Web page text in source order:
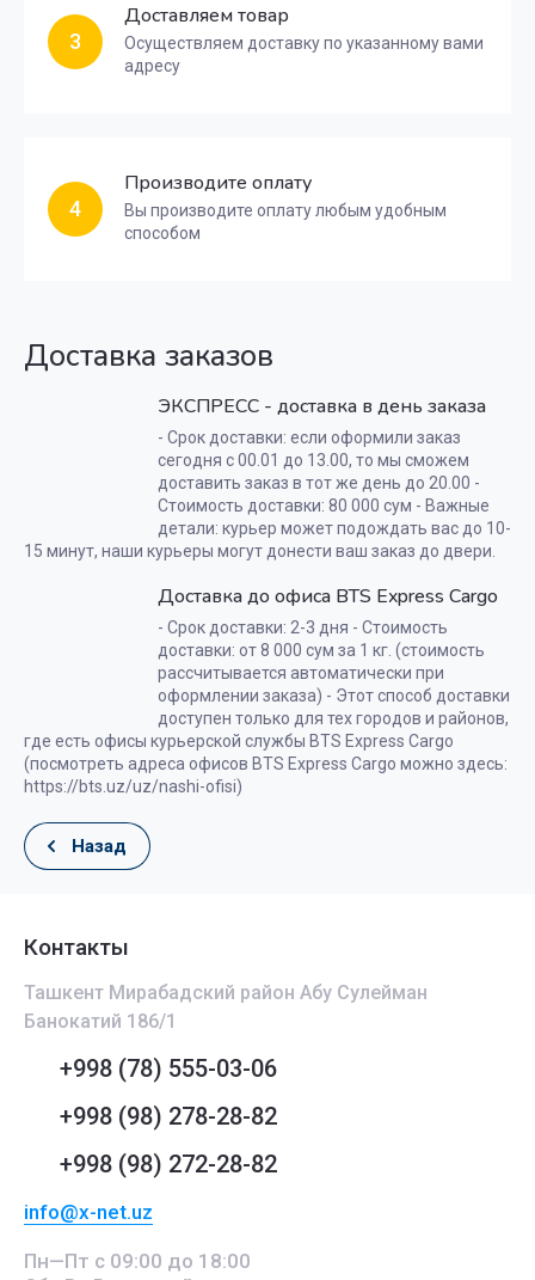
3
Доставляем товар
Осуществляем доставку по указанному вами
адресу
4
Производите оплату
Вы производите оплату любым удобным
способом
Доставка заказов
ЭКСПРЕСС - доставка в день заказа
- Срок доставки: если оформили заказ
сегодня с 00.01 до 13.00, то мы сможем
доставить заказ в тот же день до 20.00 -
Стоимость доставки: 80 000 сум - Важные
детали: курьер может подождать вас до 10-
15 минут, наши курьеры могут донести ваш заказ до двери.
Доставка до офиса BTS Express Cargo
- Срок доставки: 2-3 дня - Стоимость
доставки: от 8 000 сум за 1 кг. (стоимость
рассчитывается автоматически при
оформлении заказа) - Этот способ доставки
доступен только для тех городов и районов,
где есть офисы курьерской службы BTS Express Cargo
(посмотреть адреса офисов BTS Express Cargo можно здесь:
https://bts.uz/uz/nashi-ofisi)
Назад
Контакты
Ташкент Мирабадский район Абу Сулейман
Банокатий 186/1
+998 (78) 555-03-06
+998 (98) 278-28-82
+998 (98) 272-28-82
info@x-net.uz
Пн—Пт с 09:00 до 18:00